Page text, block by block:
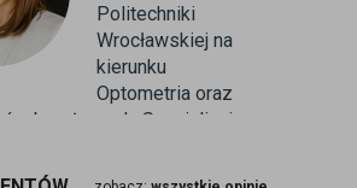
Politechniki
Wrocławskiej na
kierunku
Optometria oraz
branżowych. Specjalizuje
czyli dobieraniu